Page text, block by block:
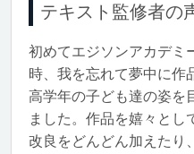
テキスト監修者の
初めてエジソンアカデミ
時、我を忘れて夢中に作
高学年の子ども達の姿を
ました。作品を嬉々とし
改良をどんどん加えたり